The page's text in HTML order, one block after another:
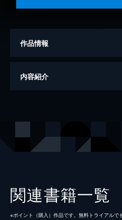
作品情報
著者
レーベル ハーレクイン
内容紹介
関連書籍一覧
※ポイント（購⼊）作品です。無料トライアル